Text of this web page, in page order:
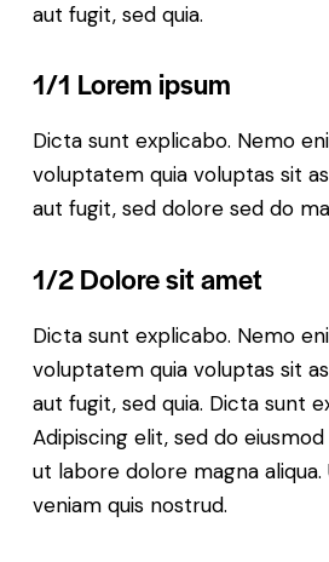
aut fugit, sed quia.
1/1 Lorem ipsum
Dicta sunt explicabo. Nemo
voluptatem quia voluptas sit
aut fugit, sed dolore sed do
1/2 Dolore sit amet
Dicta sunt explicabo. Nemo
voluptatem quia voluptas sit
aut fugit, sed quia. Dicta sunt
Adipiscing elit, sed do
ut labore dolore magna
veniam quis nostrud.